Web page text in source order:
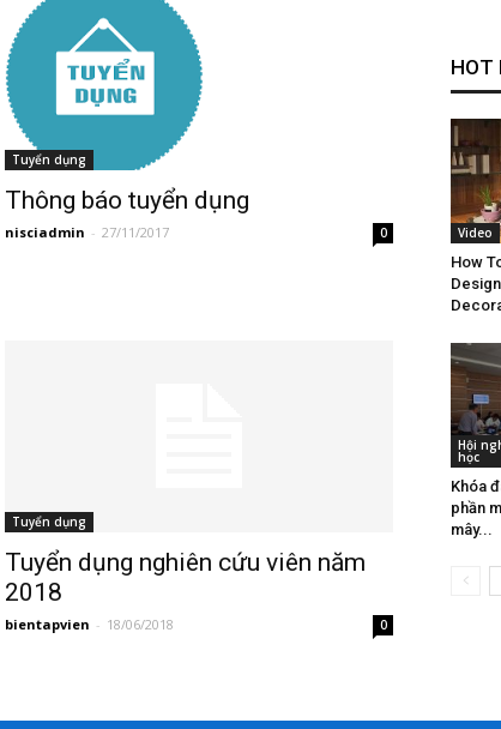
Tuyển dụng
Thông báo tuyển dụng
nisciadmin - 27/11/2017 0
Tuyển dụng
Tuyển dụng nghiên cứu viên năm
2018
bientapvien - 18/06/2018 0
HOT
Video
How
Hội
học
Khóa
phần
mây...